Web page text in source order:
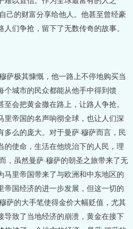
己的财富分享给他人。他甚至曾经豪
们争抢，留下了无数传奇的故事。
萨极其慷慨，他一路上不停地购买当
个城市的民众都能从他手中得到馈
会把黄金撒在路上，让路人争抢。
里帝国的名声响彻全球，也让人们深
么的庞大。对于曼萨·穆萨而言，民
的使命，生活在他统治下的人民，理
，虽然曼萨·穆萨的朝圣之旅带来了无
马里帝国带来了与欧洲和中东地区的
帝国经济的进一步发展，但这一切的
萨的大手笔使得金价大幅贬值，尤其
导致了当地经济的崩溃，黄金在接下